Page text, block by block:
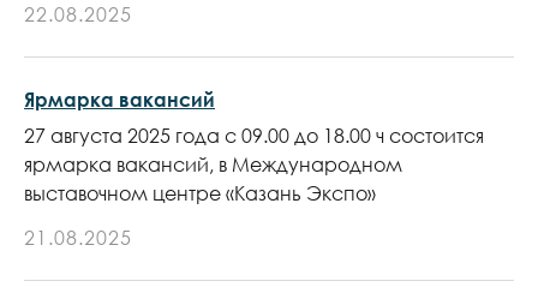
22.08.2025
Ярмарка вакансий
27 августа 2025 года с 09.00 до 18.00 ч состоится
ярмарка вакансий, в Международном
выставочном центре «Казань Экспо»
21.08.2025